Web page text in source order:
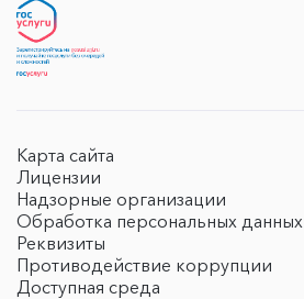
Карта сайта
Лицензии
Надзорные организации
Обработка персональных данных
Реквизиты
Противодействие коррупции
Доступная среда